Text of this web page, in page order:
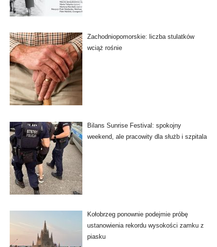
Zachodniopomorskie: liczba stulatków
wciąż rośnie
Bilans Sunrise Festival: spokojny
weekend, ale pracowity dla służb i szpitala
Kołobrzeg ponownie podejmie próbę
ustanowienia rekordu wysokości zamku z
piasku